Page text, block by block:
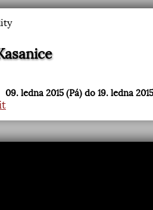
09. ledna 2015 (Pá) do 19. ledna